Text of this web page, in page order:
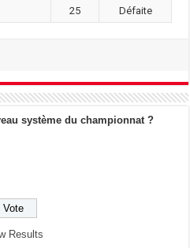
25 Défaite
système du championnat ?
Results